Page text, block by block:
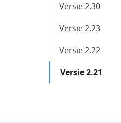
Versie 2.30
Versie 2.23
Versie 2.22
Versie 2.21